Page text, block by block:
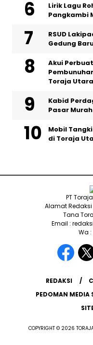
Lirik Lagu
Pangkambi
RSUD
Gedung
Akui
Toraja Utara
Kabid
Pasar Murah
Mobil
di Toraja
PT
Alamat Redaksi
Tana
Email :
Wa
REDAKSI
PEDOMAN MEDIA
COPYRIGHT © 2026